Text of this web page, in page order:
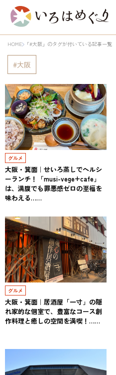
HOME 「#大阪」のタグが付いている記事一覧
大阪
グルメ
大阪・箕面｜せいろ蒸しでヘルシ
ーランチ！「musi-vege+cafe」
は、満腹でも罪悪感ゼロの至福を
味わえる……
グルメ
大阪・箕面｜居酒屋「一寸」の隠
れ家的な個室で、豊富なコース創
作料理と癒しの空間を満喫！……